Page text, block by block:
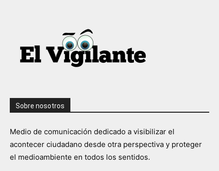
Sobre nosotros
Medio de comunicación dedicado a visibilizar el
acontecer ciudadano desde otra perspectiva y proteger
el medioambiente en todos los sentidos.